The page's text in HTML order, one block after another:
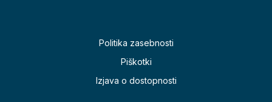
Politika zasebnosti
Piškotki
Izjava o dostopnosti